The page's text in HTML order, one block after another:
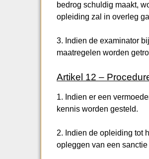
bedrog schuldig maakt,
opleiding zal in overleg
3. Indien de examinator
maatregelen worden
Artikel 12 –
1. Indien er een
kennis worden gesteld.
2. Indien de opleiding tot
opleggen van een